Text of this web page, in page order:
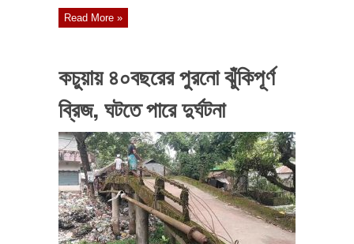
Read More »
কচুয়ায় ৪০বছরের পুরনো ঝুঁকিপূর্ণ
ব্রিজ, ঘটতে পারে দুর্ঘটনা